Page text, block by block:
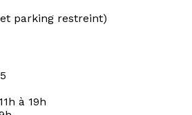
parking restreint)
à 19h